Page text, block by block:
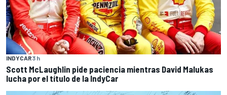
INDYCAR3 h
Scott McLaughlin pide paciencia mientras David Malukas
lucha por el título de la IndyCar